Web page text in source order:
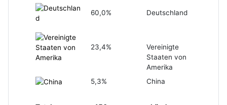
60,0% Deutschland
23,4%
Vereinigte
Staaten von
Amerika
5,3%
China